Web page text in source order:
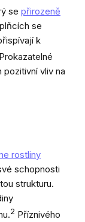
se přirozeně
se
k
Prokazatelné
vliv na
rostliny
schopnosti
strukturu.
2 Příznivého